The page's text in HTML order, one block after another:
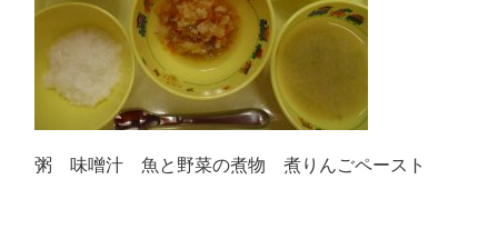
粥 味噌汁 魚と野菜の煮物 煮りんごペースト